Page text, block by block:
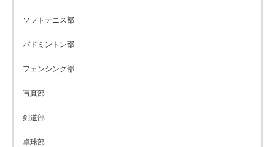
ソフトテニス部
バドミントン部
フェンシング部
写真部
剣道部
卓球部